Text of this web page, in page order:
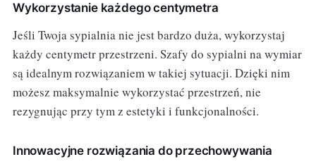
Wykorzystanie każdego centymetra
Jeśli Twoja sypialnia nie jest bardzo duża, wykorzystaj
każdy centymetr przestrzeni. Szafy do sypialni na wymiar
są idealnym rozwiązaniem w takiej sytuacji. Dzięki nim
możesz maksymalnie wykorzystać przestrzeń, nie
rezygnując przy tym z estetyki i funkcjonalności.
Innowacyjne rozwiązania do przechowywania